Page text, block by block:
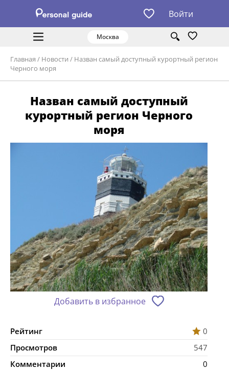
Войти
Москва
Главная / Новости / Назван самый доступный курортный регион
Черного моря
Назван самый доступный
курортный регион Черного
моря
Добавить в избранное
Рейтинг
0
Просмотров
547
Комментарии
0